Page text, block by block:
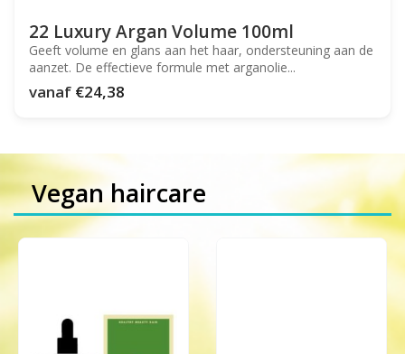
22 Luxury Argan Volume 100ml
Geeft volume en glans aan het haar, ondersteuning aan de
aanzet. De effectieve formule met arganolie...
vanaf €24,38
Vegan haircare